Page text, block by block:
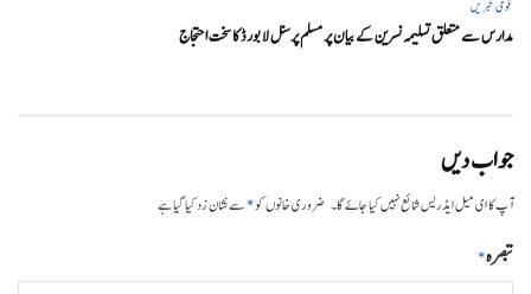
قومی خبریں
مدارس سے متعلق تسلیمہ نسرین کے بیان پر مسلم پرسنل لا بورڈ کا سخت احتجاج
جواب دیں
آپ کا ای میل ایڈریس شائع نہیں کیا جائے گا۔ ضروری خانوں کو*سے نشان زد کیا گیا ہے
تبصرہ*